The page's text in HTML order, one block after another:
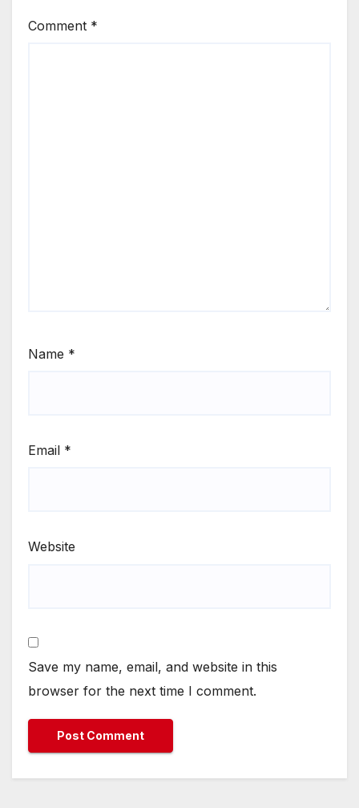
Comment *
Name *
Email *
Website
Save my name, email, and website in this
browser for the next time I comment.